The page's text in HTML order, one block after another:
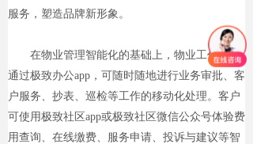
服务，塑造品牌新形象。
在物业管理智能化的基础上，物业工作人员
通过极致办公app，可随时随地进行业务审批、客
户服务、抄表、巡检等工作的移动化处理。客户
可使用极致社区app或极致社区微信公众号体验费
用查询、在线缴费、服务申请、投诉与建议等智